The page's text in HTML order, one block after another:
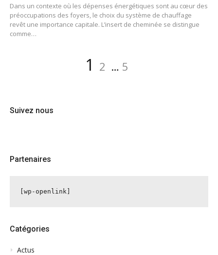
Dans un contexte où les dépenses énergétiques sont au cœur des
préoccupations des foyers, le choix du système de chauffage
revêt une importance capitale. L’insert de cheminée se distingue
comme…
Page
1 Page
2 … Page
5
Suivez nous
Partenaires
[wp-openlink]
Catégories
Actus